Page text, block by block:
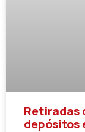
Retiradas
depósitos